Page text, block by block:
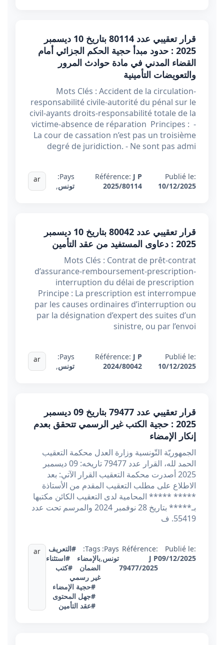
قرار تعقيبي عدد 80114 بتاريخ 10 ديسمبر
2025 : حدود مبدأ حجية الحكم الجزائي أمام
القضاء المدني في مادة حوادث المرور
والتعويضات التأمينية
Mots Clés : Accident de la circulation-
responsabilité civile-autorité du pénal sur le
civil-ayants droits-responsabilité totale de la
victime-absence de réparation Principes : -
La cour de cassation n’est pas un troisième
degré de juridiction. - Ne sont pas admi
Publié le:
10/12/2025
Référence: J P
2025/80114
Pays:
تونس,
ar
قرار تعقيبي عدد 80042 بتاريخ 10 ديسمبر
2025 : دعاوى المستفيد من عقد التأمين
Mots Clés : Contrat de prêt-contrat
d’assurance-remboursement-prescription-
interruption du délai de prescription
Principe : La prescription est interrompue
par les causes ordinaires d’interruption ou
par la désignation d’expert des suites d’un
sinistre, ou par l’envoi
Publié le:
10/12/2025
Référence: J P
2024/80042
Pays:
تونس,
ar
قرار تعقيبي عدد 79477 بتاريخ 09 ديسمبر
2025 : حجية الكتب غير الرسمي تتحقق بعدم
إنكار الإمضاء
الجمهوريّة التّونسية وزارة العدل محكمة التعقيب
الحمد لله، القرار عدد 79477 تاريخه: 09 ديسمبر
2025 أصدرت محكمة التعقيب القرار الآتي: بعد
الاطلاع على مطلب التعقيب المقدم من الأستاذة
***** ***** المحامية لدى التعقيب الكائن مكتبها
بـ***** بتاريخ 28 نوفمبر 2024 والمرسم تحت عدد
55419. ف
Publié le:
09/12/2025
Référence:
J P
79477/2025
Pays:
تونس,
Tags:
#التعريف
بالإمضاء
#استثناء
الضمان
#كتب
غير رسمي
#حجية الإمضاء
#جهل المحتوى
#عقد التأمين
ar